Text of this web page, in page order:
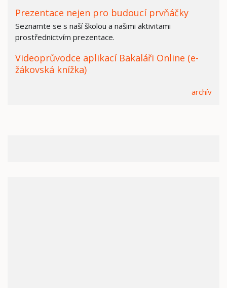
Prezentace nejen pro budoucí prvňáčky
Seznamte se s naší školou a našimi aktivitami
prostřednictvím prezentace.
Videoprůvodce aplikací Bakaláři Online (e-
žákovská knížka)
archív